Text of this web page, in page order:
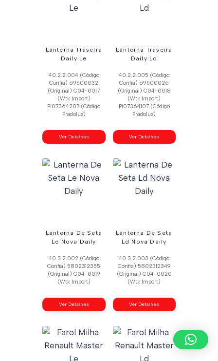
Lanterna Traseira
Daily Le
40.2.2.004 (Código
Confia) 69500032
(Original) C04-0017
(Wtk Import)
Pl07364207 (Código
Pradolux)
Ver Detalhes
Lanterna Traseira
Daily Ld
40.2.2.005 (Código
Confia) 69500026
(Original) C04-0018
(Wtk Import)
Pl07364107 (Código
Pradolux)
Ver Detalhes
Lanterna De Seta
Le Nova Daily
40.3.2.002 (Código
Confia) 5802312355
(Original) C04-0019
(Wtk Import)
Ver Detalhes
Lanterna De Seta
Ld Nova Daily
40.3.2.003 (Código
Confia) 5802312349
(Original) C04-0020
(Wtk Import)
Ver Detalhes